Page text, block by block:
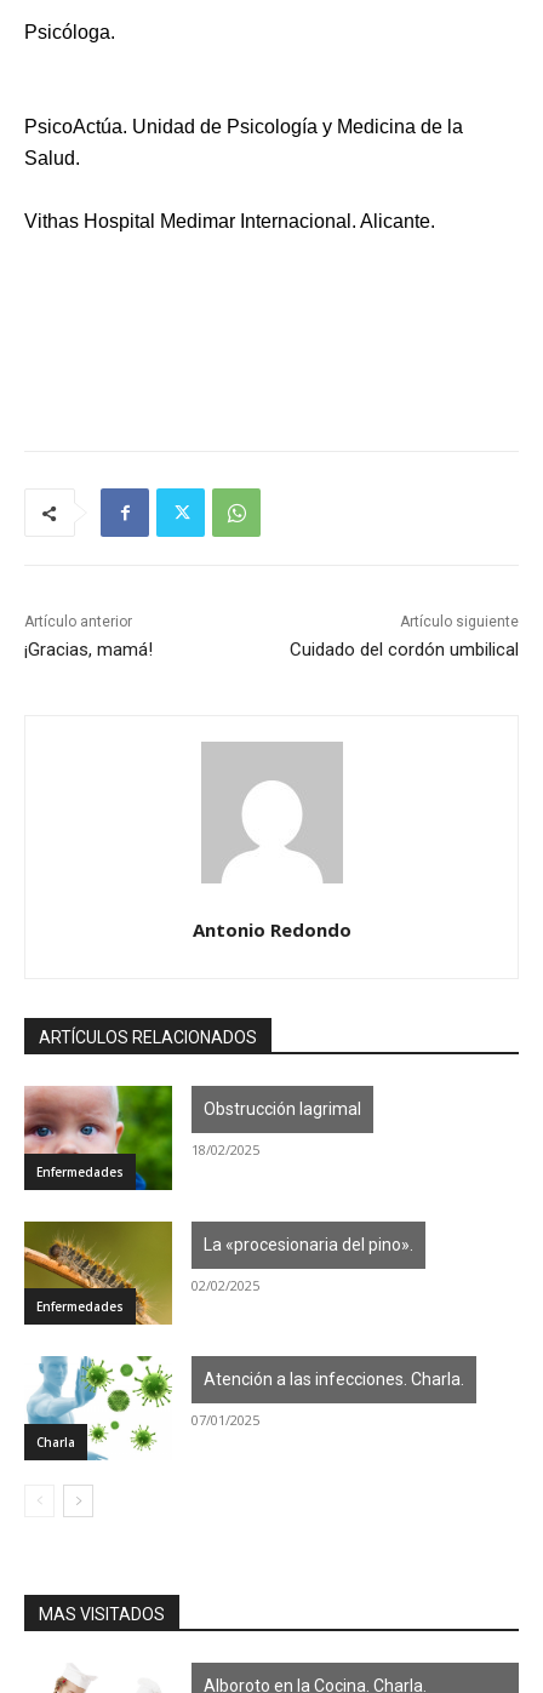
Psicóloga.
PsicoActúa. Unidad de Psicología y Medicina de la
Salud.
Vithas Hospital Medimar Internacional. Alicante.
Artículo anterior
¡Gracias, mamá!
Artículo siguiente
Cuidado del cordón umbilical
Antonio Redondo
ARTÍCULOS RELACIONADOS
Enfermedades
Obstrucción lagrimal
18/02/2025
Enfermedades
La «procesionaria del pino».
02/02/2025
Charla
Atención a las infecciones. Charla.
07/01/2025
MAS VISITADOS
Alboroto en la Cocina. Charla.